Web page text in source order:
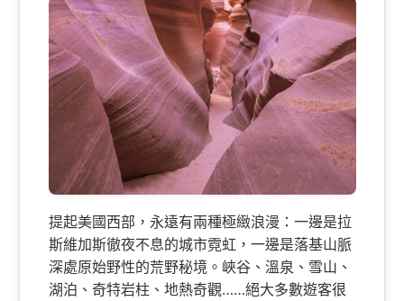
提起美國西部，永遠有兩種極緻浪漫：一邊是拉
斯維加斯徹夜不息的城市霓虹，一邊是落基山脈
深處原始野性的荒野秘境。峽谷、溫泉、雪山、
湖泊、奇特岩柱、地熱奇觀……絕大多數遊客很